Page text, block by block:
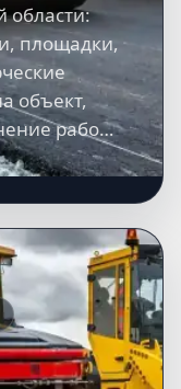
области:
площадки,
объект,
работ